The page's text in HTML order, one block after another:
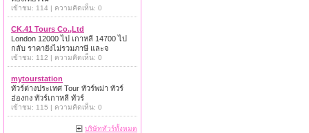
เข้าชม: 114 | ความคิดเห็น: 0
CK.41 Tours Co.,Ltd
London 12000 ไป เกาหลี 14700 ไป
กลับ ราคายังไม่รวมภาษี และจ
เข้าชม: 112 | ความคิดเห็น: 0
mytourstation
ทัวร์ต่างประเทศ Tour ทัวร์พม่า ทัวร์
ฮ่องกง ทัวร์เกาหลี ทัวร์
เข้าชม: 115 | ความคิดเห็น: 0
บริษัททัวร์ทั้งหมด